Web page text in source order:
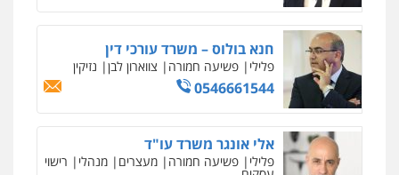
חנא בולוס – משרד עורכי דין
פלילי פשיעה חמורה צווארון לבן נזיקין
0546661544
אלי אונגר משרד עו"ד
פלילי פשיעה חמורה מעצרים מנהלי רישוי
0544500346
מאיה בלום, עו"ס, טיפול ושיקום
טיפול בהתמכרויות שירותים מקצועיים
לעורכי דין
0504062539
עו"ד ד"ר אבי שקד